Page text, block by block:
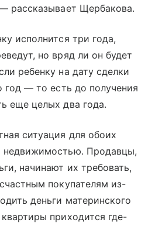
рассказывает Щербакова.
исполнится три года,
но вряд ли он будет
ребенку на дату сделки
год — то есть до получения
еще целых два года.
ситуация для обоих
недвижимостью. Продавцы,
начинают их требовать,
покупателям из-
деньги материнского
приходится где-